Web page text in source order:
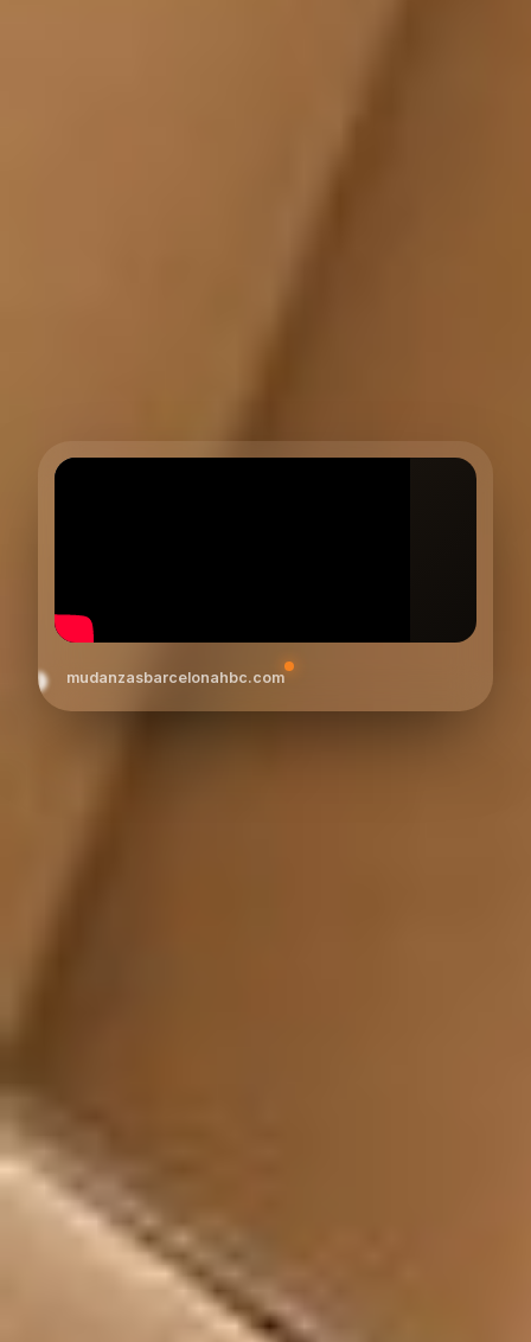
mudanzasbarcelonahbc.com